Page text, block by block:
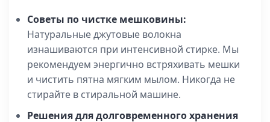
Советы по чистке мешковины:
Натуральные джутовые волокна
изнашиваются при интенсивной стирке. Мы
рекомендуем энергично встряхивать мешки
и чистить пятна мягким мылом. Никогда не
стирайте в стиральной машине.
Решения для долговременного хранения